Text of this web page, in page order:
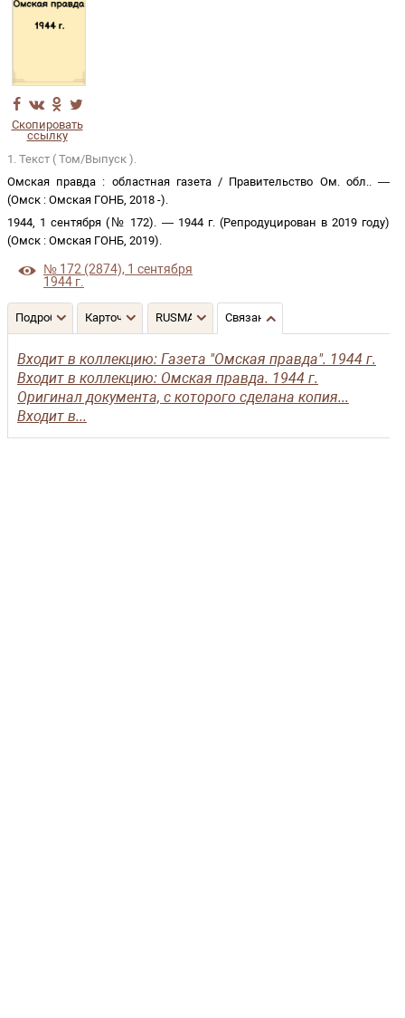
Скопировать
ссылку
1. Текст ( Том/Выпуск ).
Омская правда : областная газета / Правительство Ом. обл.. —
(Омск : Омская ГОНБ, 2018 -).
1944, 1 сентября (№ 172). —1944 г. (Репродуцирован в 2019 году)
(Омск : Омская ГОНБ, 2019).
№ 172 (2874), 1 сентября
1944 г.
Подробнее Карточка RUSMARC Связанные записи
Входит в коллекцию: Газета "Омская правда". 1944 г.
Входит в коллекцию: Омская правда. 1944 г.
Оригинал документа, с которого сделана копия...
Входит в...